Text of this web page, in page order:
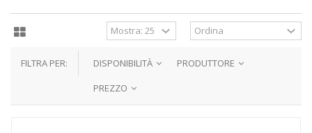
FILTRA PER: DISPONIBILITÀ
PRODUTTORE
PREZZO